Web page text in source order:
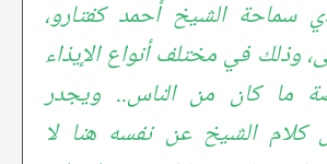
سماحة الشيخ أحمد كفتارو،
وذلك في مختلف أنواع الإيذاء
ما كان من الناس.. ويجدر
كلام الشيخ عن نفسه هنا لا